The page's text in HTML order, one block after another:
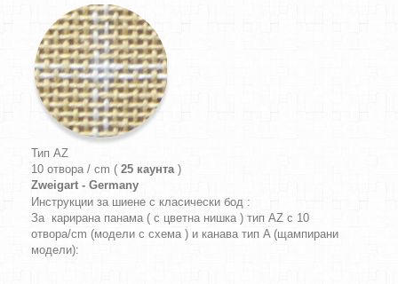
Тип AZ
10 отвора / cm ( 25 каунта)
Zweigart - Germany
Инструкции за шиене с класически бод :
За карирана панама ( с цветна нишка ) тип AZ с 10
отвора/cm (модели с схема ) и канава тип A (щампирани
модели):